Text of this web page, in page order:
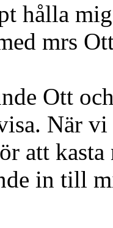
hålla
mrs
Ott
När
att
in till